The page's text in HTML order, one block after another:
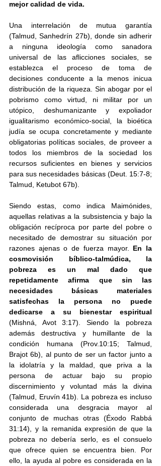
mejor calidad de vida.
Una interrelación de mutua garantía
(Talmud, Sanhedrín 27b), donde sin adherir
a ninguna ideología como sanadora
universal de las aflicciones sociales, se
establezca el proceso de toma de
decisiones conducente a la menos inicua
distribución de la riqueza. Sin abogar por el
pobrismo como virtud, ni militar por un
utópico, deshumanizante y expoliador
igualitarismo económico-social, la bioética
judía se ocupa concretamente y mediante
obligatorias políticas sociales, de proveer a
todos los miembros de la sociedad los
recursos suficientes en bienes y servicios
para sus necesidades básicas (Deut. 15:7-8;
Talmud, Ketubot 67b).
Siendo estas, como indica Maimónides,
aquellas relativas a la subsistencia y bajo la
obligación recíproca por parte del pobre o
necesitado de demostrar su situación por
razones ajenas o de fuerza mayor. En la
cosmovisión bíblico-talmúdica, la
pobreza es un mal dado que
repetidamente afirma que sin las
necesidades básicas materiales
satisfechas la persona no puede
dedicarse a su bienestar espiritual
(Mishná, Avot 3:17). Siendo la pobreza
además destructiva y humillante de la
condición humana (Prov.10:15; Talmud,
Brajot 6b), al punto de ser un factor junto a
la idolatría y la maldad, que priva a la
persona de actuar bajo su propio
discernimiento y voluntad más la divina
(Talmud, Eruvín 41b). La pobreza es incluso
considerada una desgracia mayor al
conjunto de muchas otras (Éxodo Rabbá
31:14), y la remanida expresión de que la
pobreza no debería serlo, es el consuelo
que ofrece quien se encuentra bien. Por
ello, la ayuda al pobre es considerada en la